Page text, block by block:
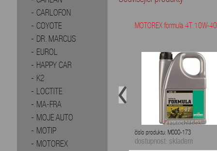
CARLOFON
COYOTE
DR. MARCUS
EUROL
HAPPY CAR
K2
LOCTITE
MA-FRA
MOJE AUTO
MOTIP
MOTOREX
MOTOREX formula 4T 10W-
číslo produktu: M000-173
dostupnost: skladem